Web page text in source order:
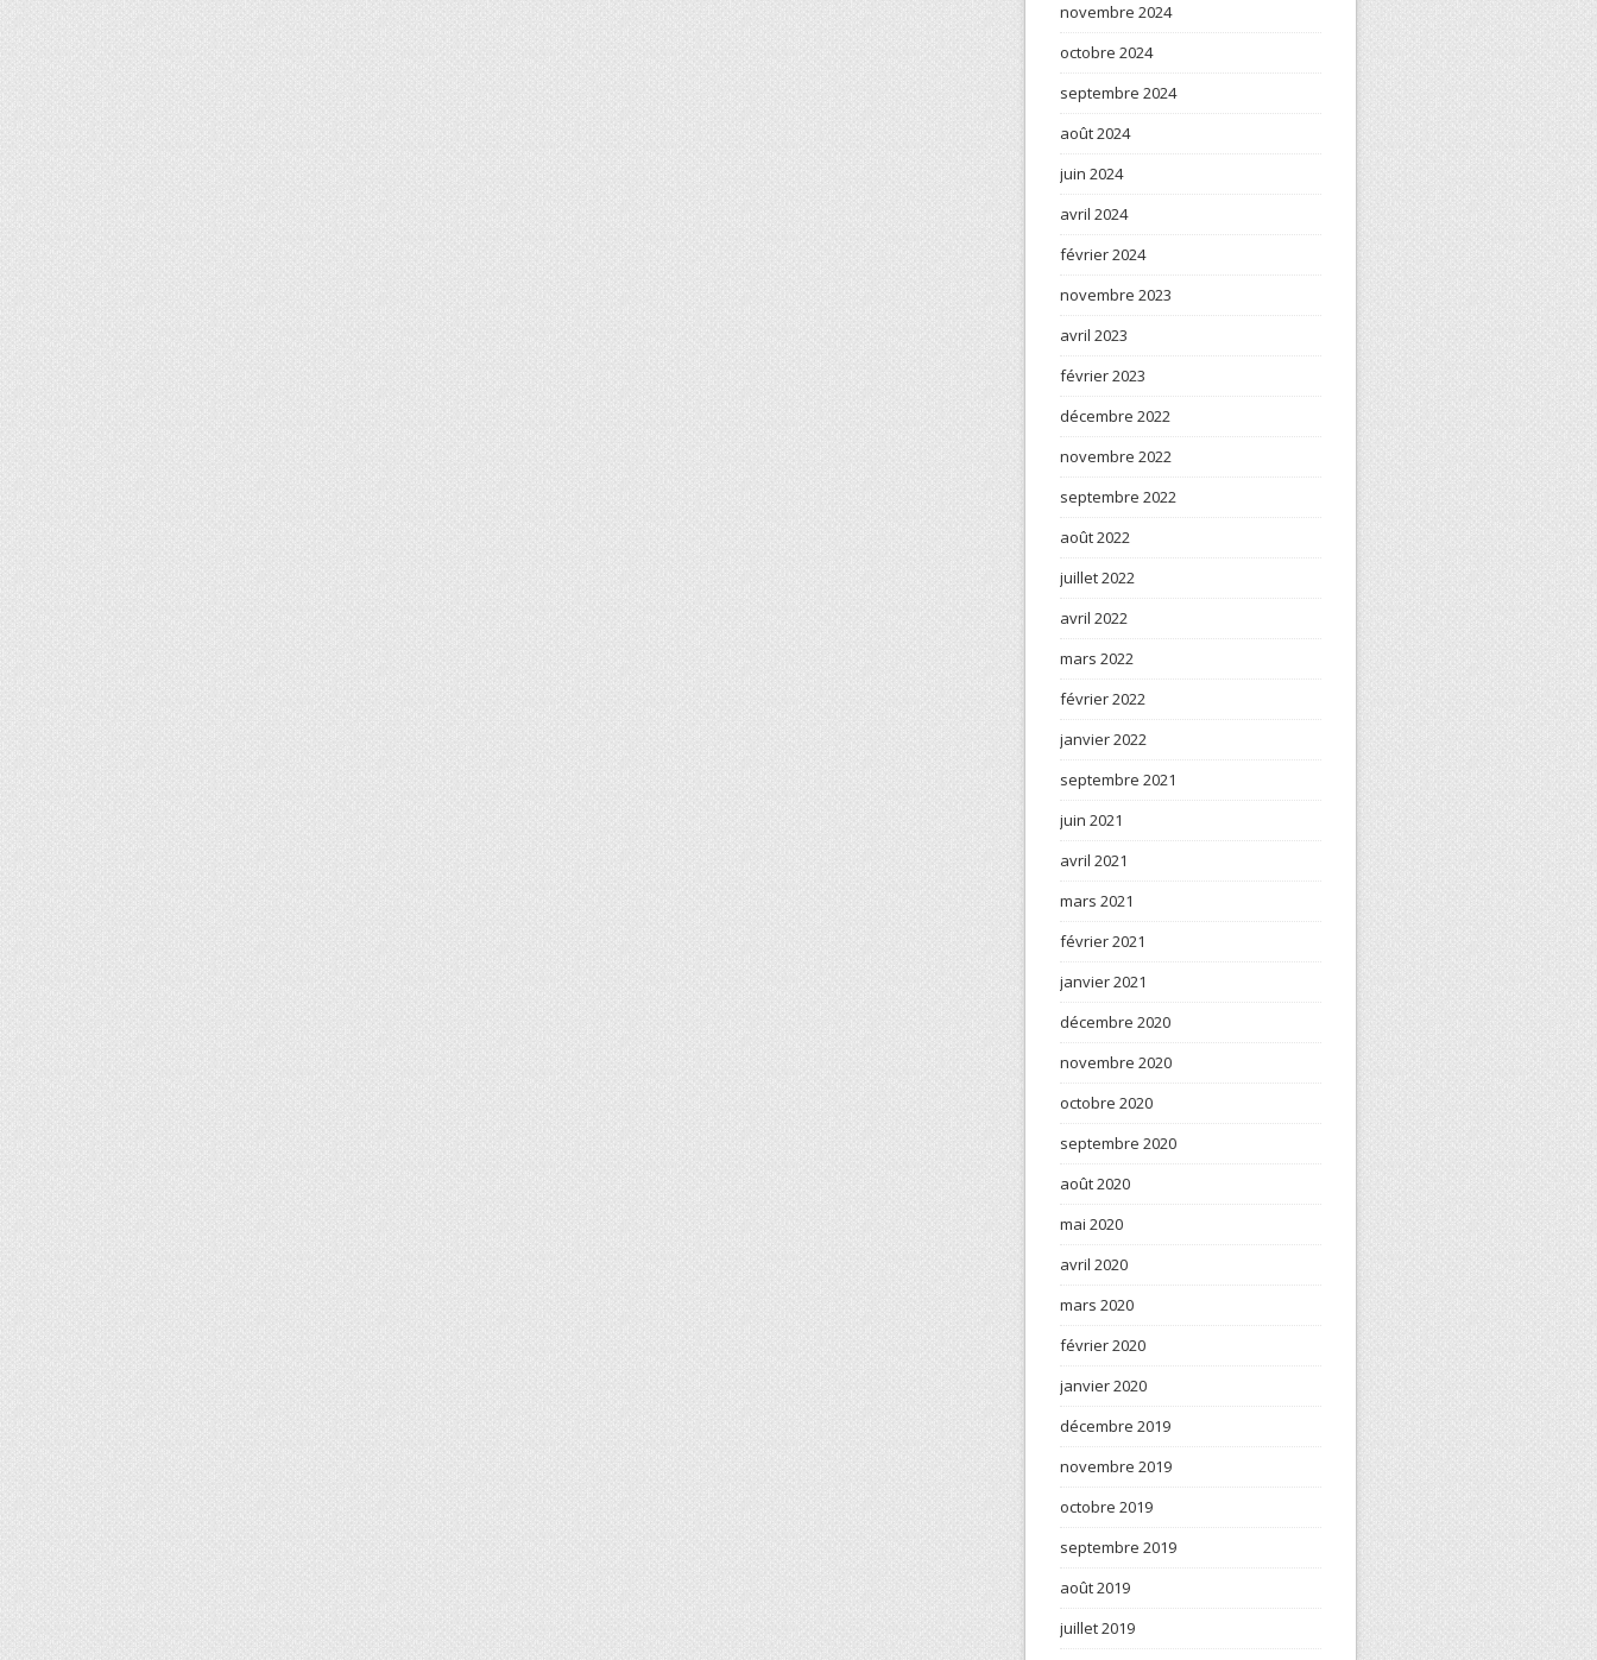
novembre 2024
octobre 2024
septembre 2024
août 2024
juin 2024
avril 2024
février 2024
novembre 2023
avril 2023
février 2023
décembre 2022
novembre 2022
septembre 2022
août 2022
juillet 2022
avril 2022
mars 2022
février 2022
janvier 2022
septembre 2021
juin 2021
avril 2021
mars 2021
février 2021
janvier 2021
décembre 2020
novembre 2020
octobre 2020
septembre 2020
août 2020
mai 2020
avril 2020
mars 2020
février 2020
janvier 2020
décembre 2019
novembre 2019
octobre 2019
septembre 2019
août 2019
juillet 2019